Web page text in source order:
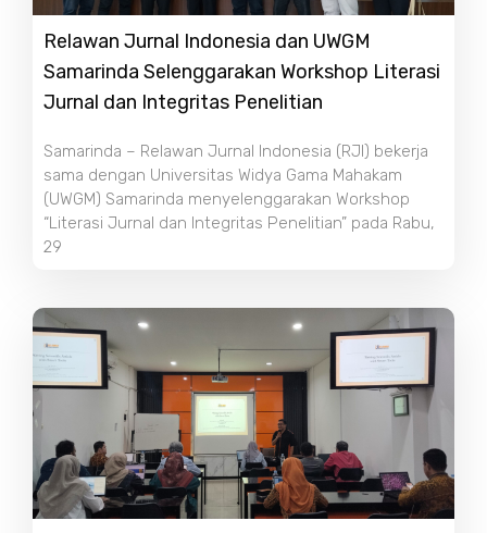
Relawan Jurnal Indonesia dan UWGM
Samarinda Selenggarakan Workshop Literasi
Jurnal dan Integritas Penelitian
Samarinda – Relawan Jurnal Indonesia (RJI) bekerja
sama dengan Universitas Widya Gama Mahakam
(UWGM) Samarinda menyelenggarakan Workshop
“Literasi Jurnal dan Integritas Penelitian” pada Rabu,
29